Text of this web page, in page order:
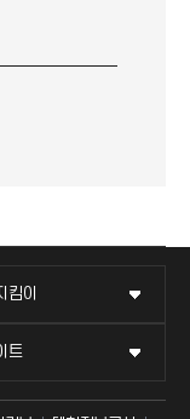
킴이
트